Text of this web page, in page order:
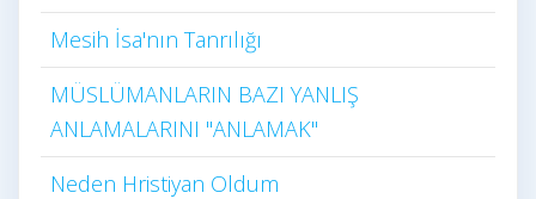
Mesih İsa'nın Tanrılığı​
MÜSLÜMANLARIN BAZI YANLIŞ
ANLAMALARINI "ANLAMAK"
Neden Hristiyan Oldum​